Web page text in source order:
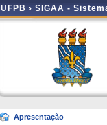
UFPB › SIGAA -
Apresentação